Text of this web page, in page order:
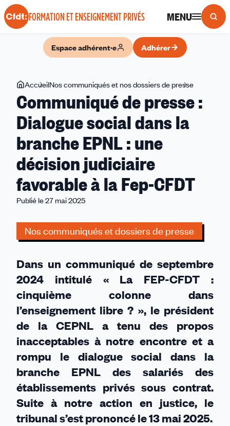
Panneau de gestion des cookies
FORMATION ET ENSEIGNEMENT PRIVÉS MENU
Espace adhérent·e Adhérer
Vous
êtes
ici
AccueilNos communiqués et nos dossiers de presse
de
la
une
décision
favorable
à
Fep-
CFDT
Communiqué de presse :
Dialogue social dans la
branche EPNL : une
décision judiciaire
favorable à la Fep-CFDT
Publié le 27 mai 2025
Nos communiqués et dossiers de presse
Dans un communiqué de septembre
2024 intitulé « La FEP-CFDT :
cinquième colonne dans
l’enseignement libre ? », le président
de la CEPNL a tenu des propos
inacceptables à notre encontre et a
rompu le dialogue social dans la
branche EPNL des salariés des
établissements privés sous contrat.
Suite à notre action en justice, le
tribunal s’est prononcé le 13 mai 2025.